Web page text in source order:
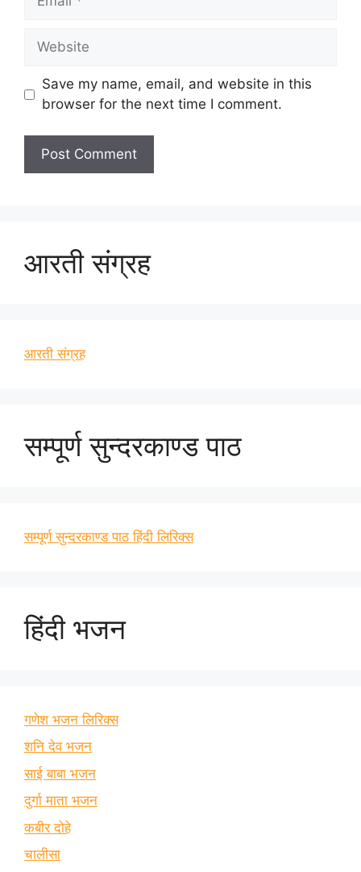
Website
Save my name, email, and website in this
browser for the next time I comment.
आरती संग्रह
आरती संग्रह
सम्पूर्ण सुन्दरकाण्ड पाठ
सम्पूर्ण सुन्दरकाण्ड पाठ हिंदी लिरिक्स
हिंदी भजन
गणेश भजन लिरिक्स
शनि देव भजन
साई बाबा भजन
दुर्गा माता भजन
कबीर दोहे
चालीसा